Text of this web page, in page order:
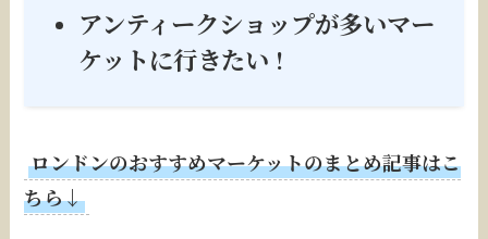
アンティークショップが多いマー
ケットに行きたい !
ロンドンのおすすめマーケットのまとめ記事はこ
ちら↓